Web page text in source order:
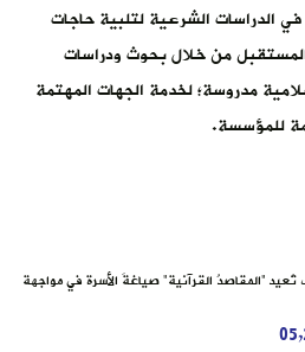
الدراسات الشرعية لتلبية حاجات
من خلال بحوث ودراسات
مدروسة؛ لخدمة الجهات المهتمة
للمؤسسة.
“المقاصدُ القرآنية” صياغةَ الأسرة في مواجهة